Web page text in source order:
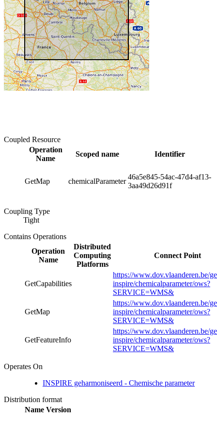
Coupled Resource
Operation
Name
Scoped name Identifier
GetMap chemicalParameter
46a5e845-54ac-47d4-af13-
3aa49d26d91f
Coupling Type
Tight
Contains Operations
Operation
Name
Distributed
Computing
Platforms
Connect Point
GetCapabilities
https://www.dov.vlaanderen.be/
inspire/chemicalparameter/ows?
SERVICE=WMS&
GetMap
https://www.dov.vlaanderen.be/
inspire/chemicalparameter/ows?
SERVICE=WMS&
GetFeatureInfo
https://www.dov.vlaanderen.be/
inspire/chemicalparameter/ows?
SERVICE=WMS&
Operates On
INSPIRE geharmoniseerd - Chemische parameter
Distribution format
Name Version